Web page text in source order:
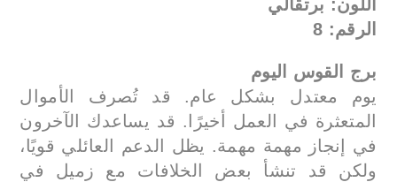
اللون: برتقالي
الرقم: 8
برج القوس اليوم
يوم معتدل بشكل عام. قد تُصرف الأموال
المتعثرة في العمل أخيرًا. قد يساعدك الآخرون
في إنجاز مهمة مهمة. يظل الدعم العائلي قويًا،
ولكن قد تنشأ بعض الخلافات مع زميل في